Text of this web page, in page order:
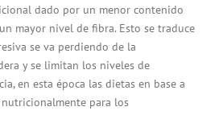
dado por un menor contenido
mayor nivel de fibra. Esto se traduce
se va perdiendo de la
y se limitan los niveles de
en esta época las dietas en base a
para los